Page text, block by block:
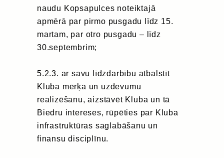
naudu Kopsapulces noteiktajā
apmērā par pirmo pusgadu līdz 15.
martam, par otro pusgadu – līdz
30.septembrim;
5.2.3. ar savu līdzdarbību atbalstīt
Kluba mērķa un uzdevumu
realizēšanu, aizstāvēt Kluba un tā
Biedru intereses, rūpēties par Kluba
infrastruktūras saglabāšanu un
finansu disciplīnu.